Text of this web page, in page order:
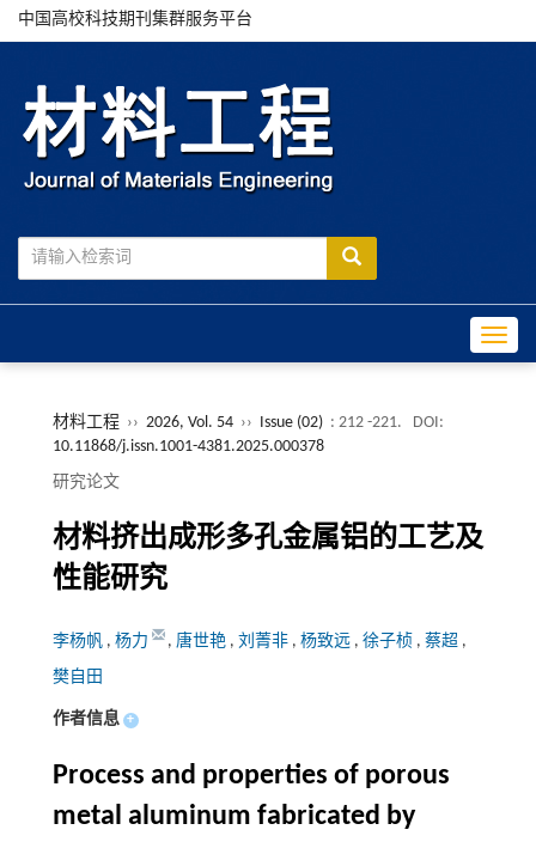
中国高校科技期刊集群服务平台
材料工程 ›› 2026, Vol. 54 ›› Issue (02) : 212 -221.
DOI:
10.11868/j.issn.1001-4381.2025.000378
研究论文
材料挤出成形多孔金属铝的工艺及
性能研究
李杨帆 , 杨力 , 唐世艳 , 刘菁非 , 杨致远 , 徐子桢 , 蔡超 ,
樊自田
作者信息 +
Process and properties of porous
metal aluminum fabricated by